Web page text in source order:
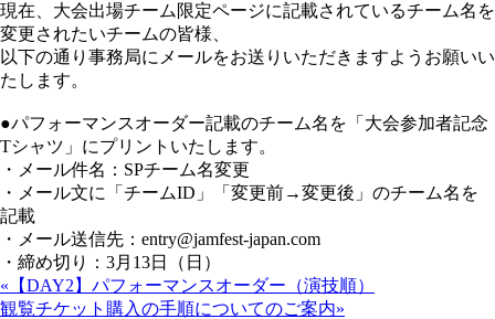
現在、大会出場チーム限定ページに記載されているチーム名を
変更されたいチームの皆様、
以下の通り事務局にメールをお送りいただきますようお願いい
たします。
●パフォーマンスオーダー記載のチーム名を「大会参加者記念
Tシャツ」にプリントいたします。
・メール件名：SPチーム名変更
・メール文に「チームID」「変更前→変更後」のチーム名を
記載
・メール送信先：entry@jamfest-japan.com
・締め切り：3月13日（日）
«【DAY2】パフォーマンスオーダー（演技順）
観覧チケット購入の手順についてのご案内»